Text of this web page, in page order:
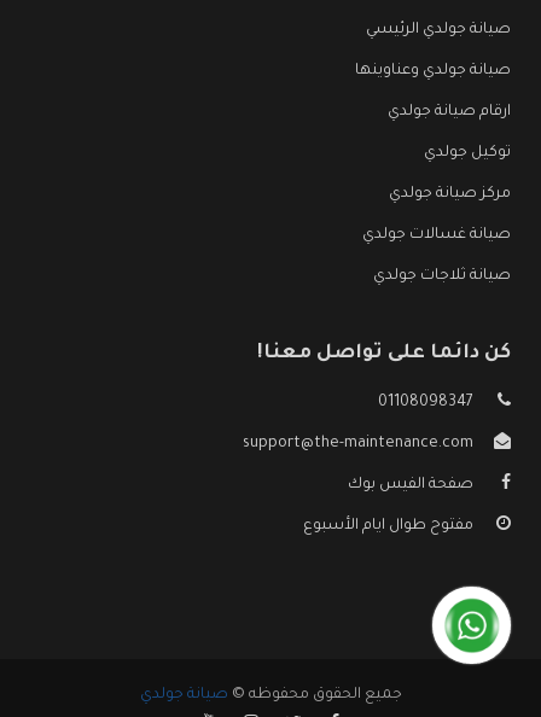
صيانة جولدي الرئيسي
صيانة جولدي وعناوينها
ارقام صيانة جولدي
توكيل جولدي
مركز صيانة جولدي
صيانة غسالات جولدي
صيانة ثلاجات جولدي
كن دائما على تواصل معنا!
01108098347
support@the-maintenance.com
صفحة الفيس بوك
مفتوح طوال ايام الأسبوع
جميع الحقوق محفوظه © صيانة جولدي